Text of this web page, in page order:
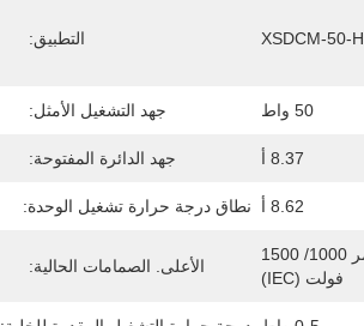
XSDCM-50-H التطبيق:
50 واط جهد التشغيل الأمثل:
8.37 أ جهد الدائرة المفتوحة:
8.62 أ نطاق درجة حرارة تشغيل الوحدة:
فولت (IEC)
الأعلى. الصمامات الحالية: